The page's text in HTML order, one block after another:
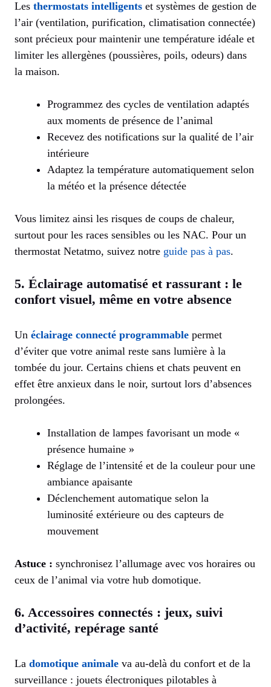
Les thermostats intelligents et systèmes de gestion de
l’air (ventilation, purification, climatisation connectée)
sont précieux pour maintenir une température idéale et
limiter les allergènes (poussières, poils, odeurs) dans
la maison.
Programmez des cycles de ventilation adaptés
aux moments de présence de l’animal
Recevez des notifications sur la qualité de l’air
intérieure
Adaptez la température automatiquement selon
la météo et la présence détectée
Vous limitez ainsi les risques de coups de chaleur,
surtout pour les races sensibles ou les NAC. Pour un
thermostat Netatmo, suivez notre guide pas à pas.
5. Éclairage automatisé et rassurant : le
confort visuel, même en votre absence
Un éclairage connecté programmable permet
d’éviter que votre animal reste sans lumière à la
tombée du jour. Certains chiens et chats peuvent en
effet être anxieux dans le noir, surtout lors d’absences
prolongées.
Installation de lampes favorisant un mode «
présence humaine »
Réglage de l’intensité et de la couleur pour une
ambiance apaisante
Déclenchement automatique selon la
luminosité extérieure ou des capteurs de
mouvement
Astuce : synchronisez l’allumage avec vos horaires ou
ceux de l’animal via votre hub domotique.
6. Accessoires connectés : jeux, suivi
d’activité, repérage santé
La domotique animale va au-delà du confort et de la
surveillance : jouets électroniques pilotables à